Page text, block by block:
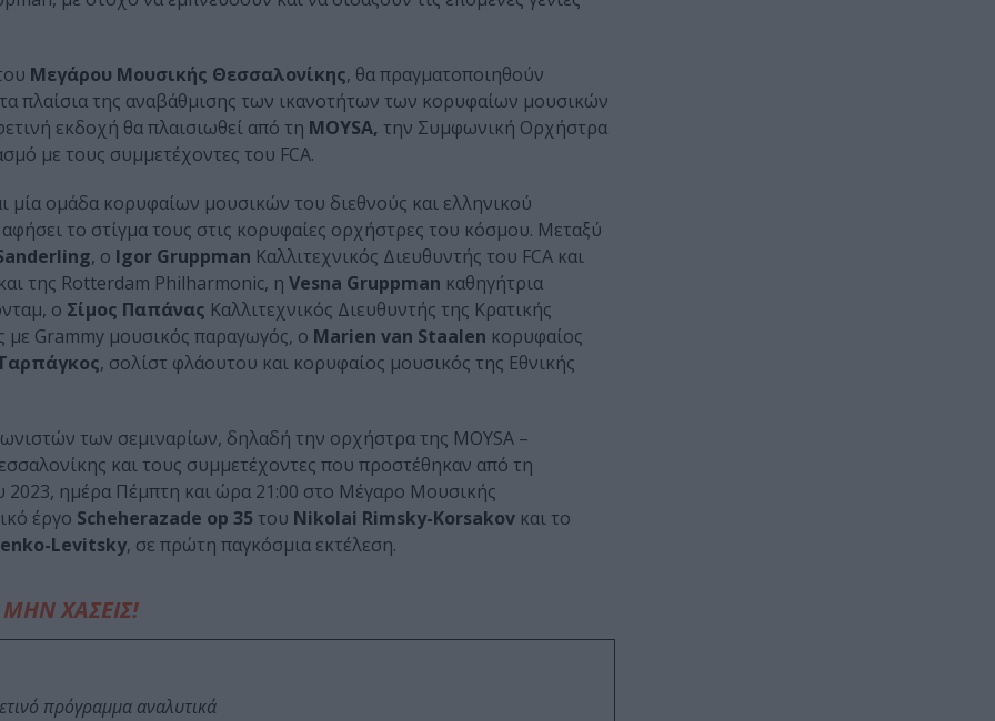
Μεγάρου Μουσικής Θεσσαλονίκης, θα πραγματοποιηθούν
πλαίσια της αναβάθμισης των ικανοτήτων των κορυφαίων μουσικών
εκδοχή θα πλαισιωθεί από τη MOYSA, την Συμφωνική Ορχήστρα
με τους συμμετέχοντες του FCA.
μία ομάδα κορυφαίων μουσικών του διεθνούς και ελληνικού
το στίγμα τους στις κορυφαίες ορχήστρες του κόσμου. Μεταξύ
, ο Igor Gruppman Καλλιτεχνικός Διευθυντής του FCA και
της Rotterdam Philharmonic, η Vesna Gruppman καθηγήτρια
ο Σίμος Παπάνας Καλλιτεχνικός Διευθυντής της Κρατικής
με Grammy μουσικός παραγωγός, ο Marien van Staalen κορυφαίος
, σολίστ φλάουτου και κορυφαίος μουσικός της Εθνικής
των σεμιναρίων, δηλαδή την ορχήστρα της MOYSA –
και τους συμμετέχοντες που προστέθηκαν από τη
2023, ημέρα Πέμπτη και ώρα 21:00 στο Μέγαρο Μουσικής
έργο Scheherazade op 35 του Nikolai Rimsky-Korsakov και το
Levitsky, σε πρώτη παγκόσμια εκτέλεση.
ΜΗΝ ΧΑΣΕΙΣ!
πρόγραμμα αναλυτικά